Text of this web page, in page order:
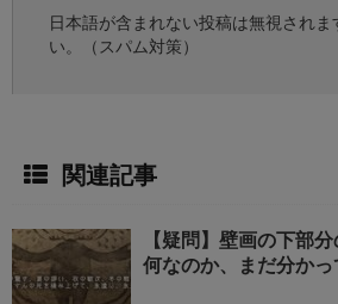
日本語が含まれない投稿は無視されま
い。（スパム対策）
関連記事
【疑問】壁画の下部
何なのか、まだ分かっ